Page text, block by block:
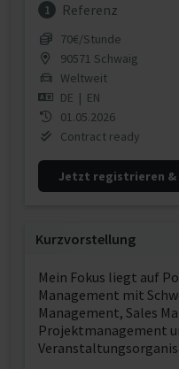
1 Referenz
70€/Stunde
90571 Schwaig
Weltweit
DE | EN
01.05.2026
Contract ready
Jetzt registrieren &
Kurzvorstellung
Mein Fokus liegt auf
Management mit
Management, Sales
Projektmanagement